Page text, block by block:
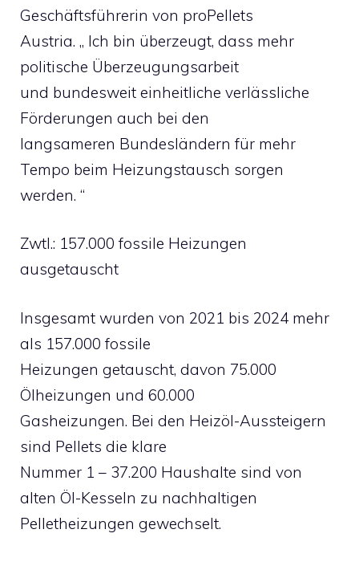
Geschäftsführerin von proPellets
Austria. „ Ich bin überzeugt, dass mehr
politische Überzeugungsarbeit
und bundesweit einheitliche verlässliche
Förderungen auch bei den
langsameren Bundesländern für mehr
Tempo beim Heizungstausch sorgen
werden. “
Zwtl.: 157.000 fossile Heizungen
ausgetauscht
Insgesamt wurden von 2021 bis 2024 mehr
als 157.000 fossile
Heizungen getauscht, davon 75.000
Ölheizungen und 60.000
Gasheizungen. Bei den Heizöl-Aussteigern
sind Pellets die klare
Nummer 1 – 37.200 Haushalte sind von
alten Öl-Kesseln zu nachhaltigen
Pelletheizungen gewechselt.